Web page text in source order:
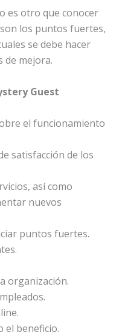
es otro que conocer
los puntos fuertes,
se debe hacer
de mejora.
Guest
el funcionamiento
satisfacción de los
así como
nuevos
puntos fuertes.
organización.
el beneficio.